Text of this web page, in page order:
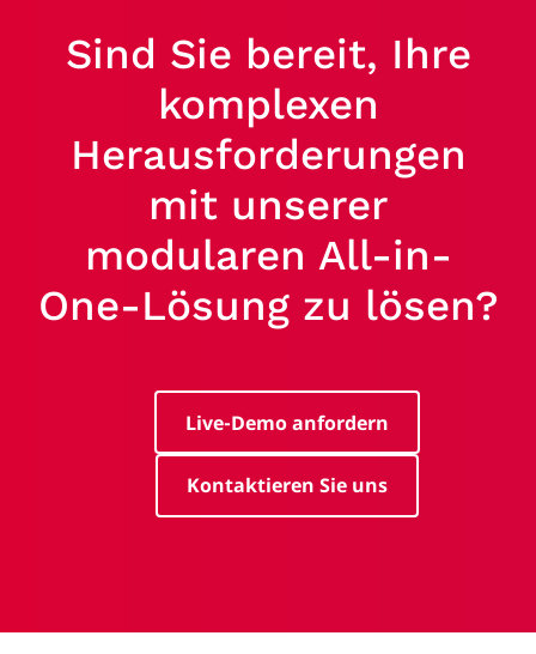
Sind Sie bereit, Ihre
komplexen
Herausforderungen
mit unserer
modularen All-in-
One-Lösung zu lösen?
Live-Demo anfordern
Kontaktieren Sie uns